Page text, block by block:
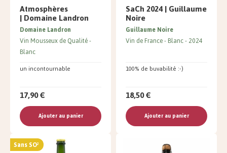
Atmosphères
| Domaine Landron
un incontournable
Domaine Landron
Vin Mousseux de Qualité
Blanc
17,90 €
Ajouter au panier
SaCh 2024 | Guillaume
Noire
100% de buvabilité :-)
Guillaume Noire
Vin de France Blanc 2024
18,50 €
Ajouter au panier
Sans SO²